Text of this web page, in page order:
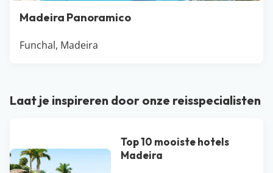
Madeira Panoramico
Funchal, Madeira
Laat je inspireren door onze reisspecialisten
Top 10 mooiste hotels
Madeira